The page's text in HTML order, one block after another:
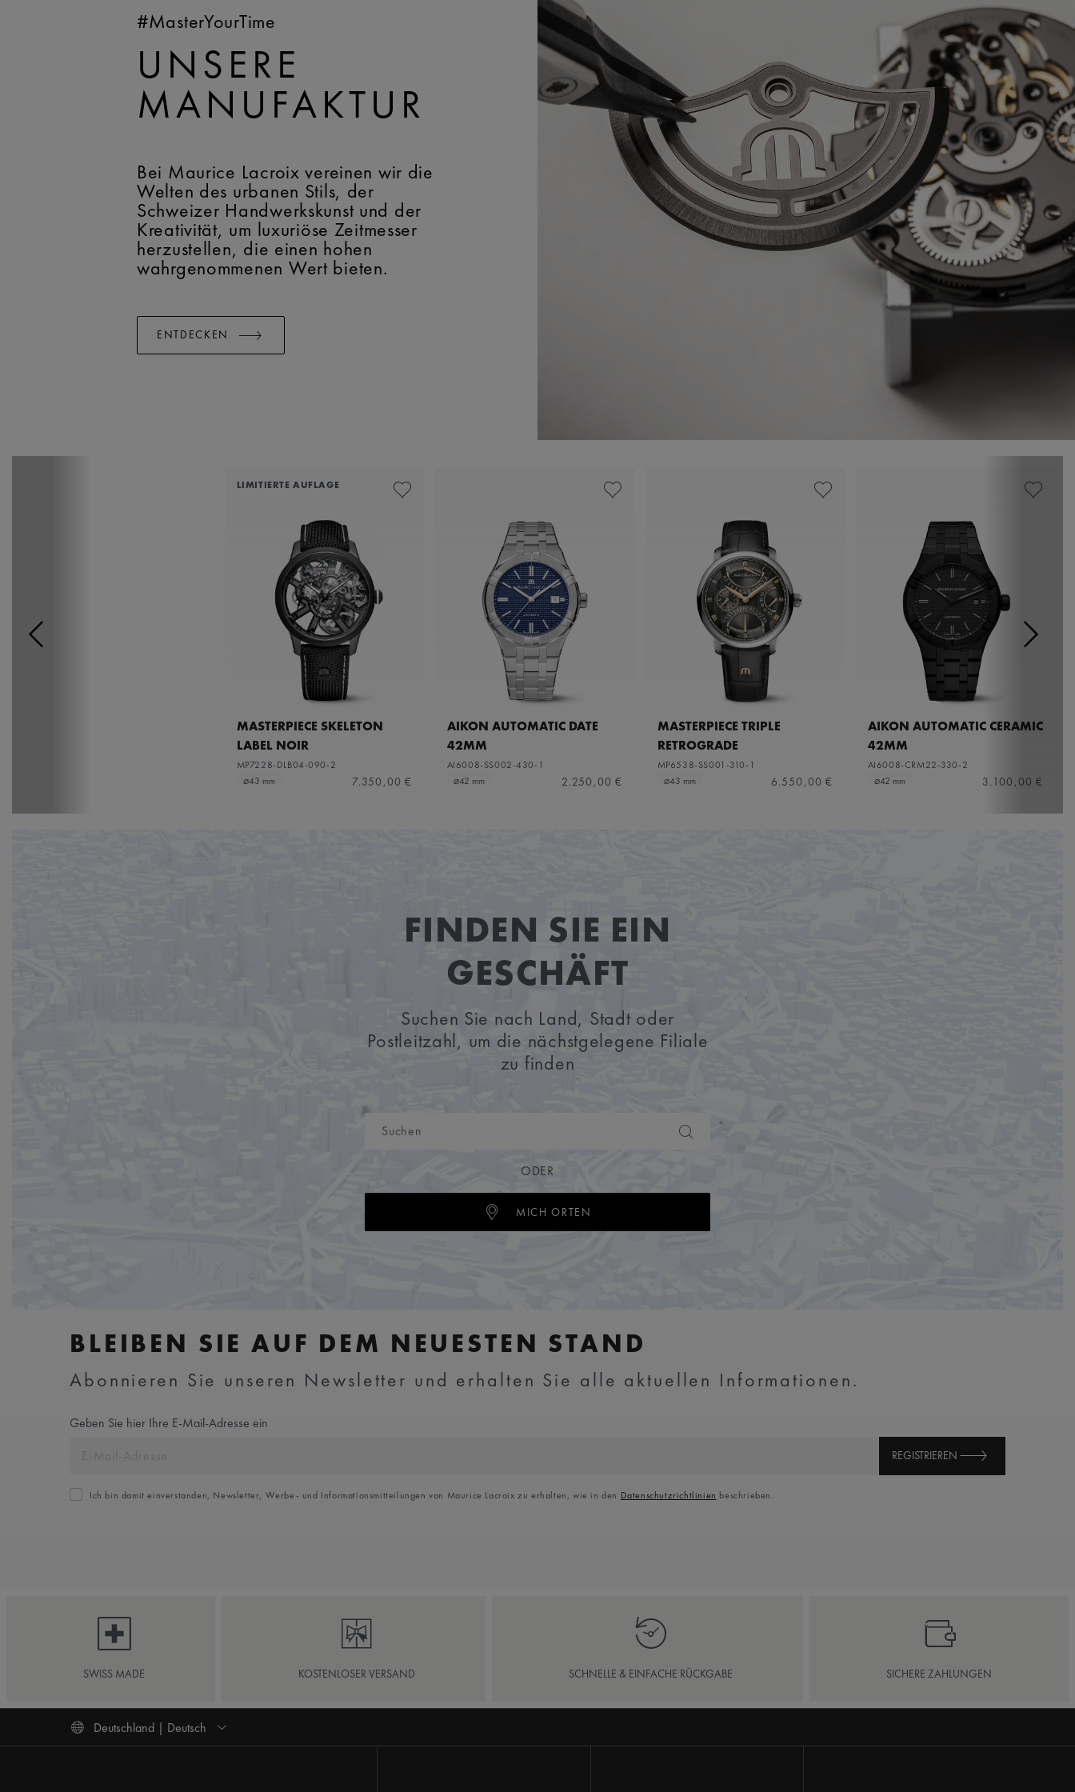
BREITE:
SCHLIESSE:
MATERIAL DER SCHLIESSE:
Edelstahl
#MasterYourTime
UNSERE
MANUFAKTUR
Bei Maurice Lacroix vereinen wir die
Welten des urbanen Stils, der
Schweizer Handwerkskunst und der
Kreativität, um luxuriöse Zeitmesser
herzustellen, die einen hohen
wahrgenommenen Wert bieten.
ENTDECKEN
LIMITIERTE AUFLAGE
MASTERPIECE SKELETON
LABEL NOIR
MP7228-DLB04-090-2
⌀43 mm
7.350,00 €
AIKON AUTOMATIC DATE
42MM
AI6008-SS002-430-1
⌀42 mm
2.250,00 €
MASTERPIECE TRIPLE
RETROGRADE
MP6538-SS001-310-1
⌀43 mm
6.550,00 €
AIKON AUTOMATIC CERAMIC
42MM
AI6008-CRM22-330-2
⌀42 mm
3.100,00 €
FINDEN SIE EIN
GESCHÄFT
Suchen Sie nach Land, Stadt oder
Postleitzahl, um die nächstgelegene Filiale
zu finden
ODER
MICH ORTEN
BLEIBEN SIE AUF DEM NEUESTEN STAND
Abonnieren Sie unseren Newsletter und erhalten Sie alle aktuellen Informationen.
Geben Sie hier Ihre E-Mail-Adresse ein
REGISTRIEREN
Ich bin damit einverstanden, Newsletter, Werbe- und Informationsmitteilungen von Maurice Lacroix zu erhalten, wie in den Datenschutzrichtlinien beschrieben.
SWISS MADE KOSTENLOSER VERSAND SCHNELLE & EINFACHE RÜCKGABE SICHERE ZAHLUNGEN
Deutschland | Deutsch